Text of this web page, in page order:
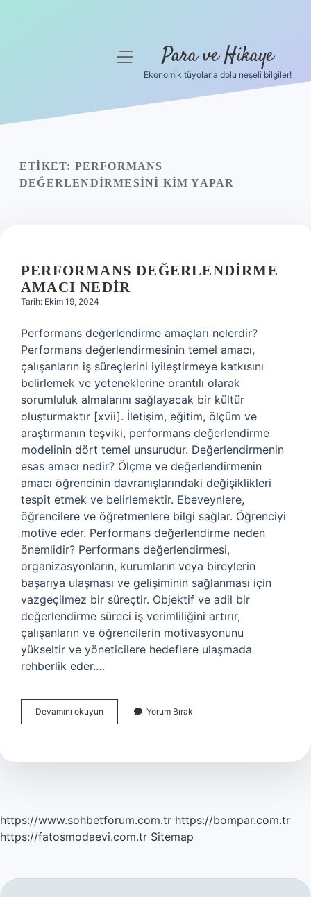
Yasal Uyarı
menüyü
Para ve Hikaye
Ekonomik tüyolarla dolu neşeli bilgiler!
ETIKET: PERFORMANS
DEĞERLENDIRMESINI KIM YAPAR
PERFORMANS DEĞERLENDIRME
AMACI NEDIR
Tarih: Ekim 19, 2024
Performans değerlendirme amaçları nelerdir?
Performans değerlendirmesinin temel amacı,
çalışanların iş süreçlerini iyileştirmeye katkısını
belirlemek ve yeteneklerine orantılı olarak
sorumluluk almalarını sağlayacak bir kültür
oluşturmaktır [xvii]. İletişim, eğitim, ölçüm ve
araştırmanın teşviki, performans değerlendirme
modelinin dört temel unsurudur. Değerlendirmenin
esas amacı nedir? Ölçme ve değerlendirmenin
amacı öğrencinin davranışlarındaki değişiklikleri
tespit etmek ve belirlemektir. Ebeveynlere,
öğrencilere ve öğretmenlere bilgi sağlar. Öğrenciyi
motive eder. Performans değerlendirme neden
önemlidir? Performans değerlendirmesi,
organizasyonların, kurumların veya bireylerin
başarıya ulaşması ve gelişiminin sağlanması için
vazgeçilmez bir süreçtir. Objektif ve adil bir
değerlendirme süreci iş verimliliğini artırır,
çalışanların ve öğrencilerin motivasyonunu
yükseltir ve yöneticilere hedeflere ulaşmada
rehberlik eder.…
Devamını okuyun Performans
Değerlendirme
Yorum Bırak
https://www.sohbetforum.com.tr https://bompar.com.tr
https://fatosmodaevi.com.tr Sitemap